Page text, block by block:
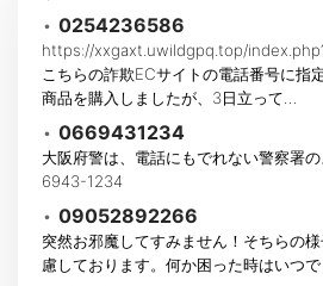
• 0254236586
https://xxgaxt.uwildgpq.top/
こちらの詐欺ECサイトの電話番号に指
商品を購入しましたが、3日立って…
• 0669431234
大阪府警は、電話にもでれない警察署
6943-1234
• 09052892266
突然お邪魔してすみません！そちらの
慮しております。何か困った時はいつ